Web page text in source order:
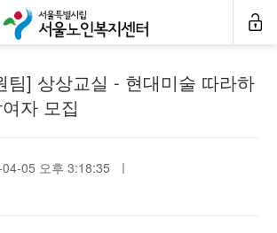
공지사항
팀] 상상교실 - 현대미술 따라하
자 모집
05 오후 3:18:35 ㅣ